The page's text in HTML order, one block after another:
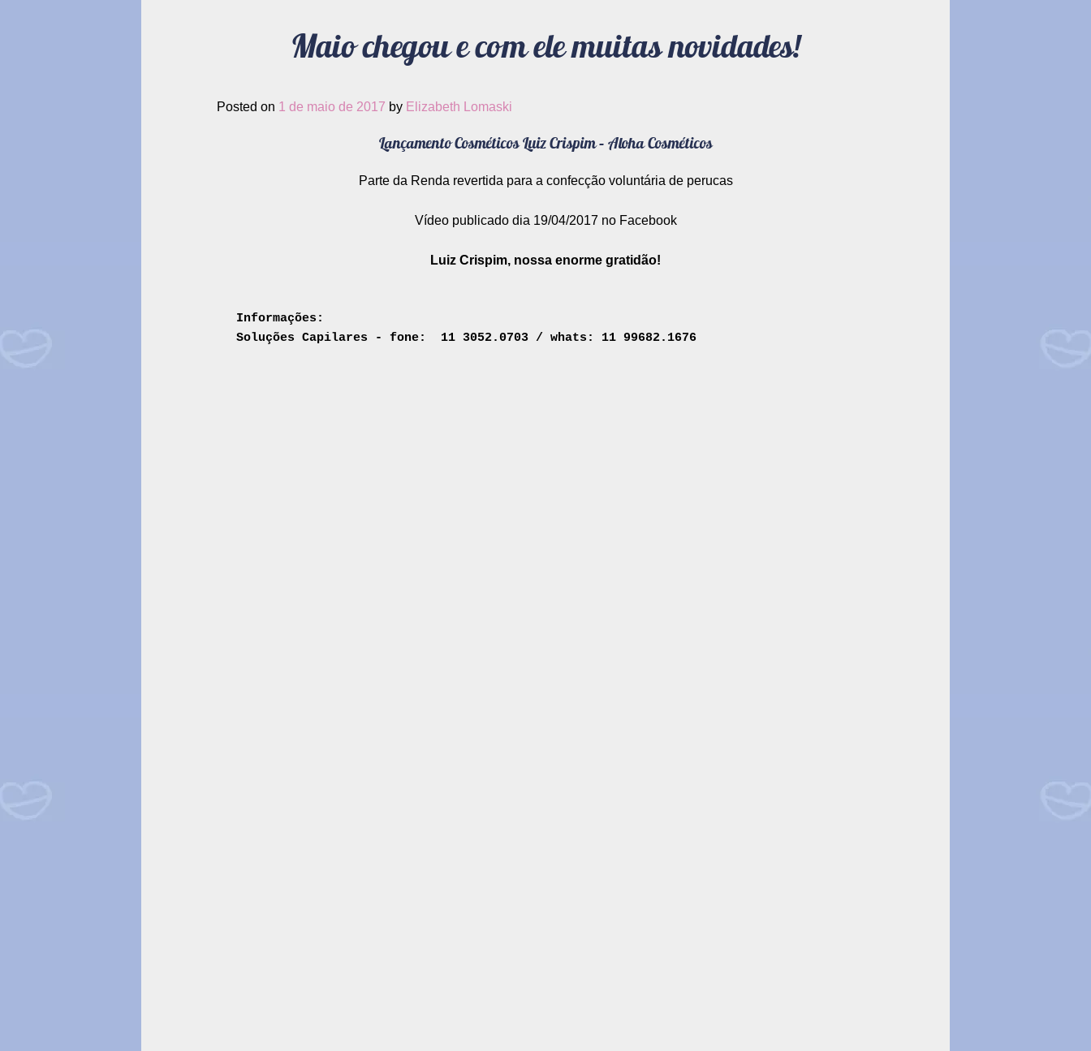
Maio chegou e com ele muitas novidades!
Posted on 1 de maio de 2017 by Elizabeth Lomaski
Lançamento Cosméticos Luiz Crispim – Aloha Cosméticos
Parte da Renda revertida para a confecção voluntária de perucas
Vídeo publicado dia 19/04/2017 no Facebook
Luiz Crispim, nossa enorme gratidão!
Informações:
Soluções Capilares - fone:  11 3052.0703 / whats: 11 99682.1676